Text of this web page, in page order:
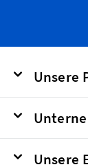
Unsere
Unsere